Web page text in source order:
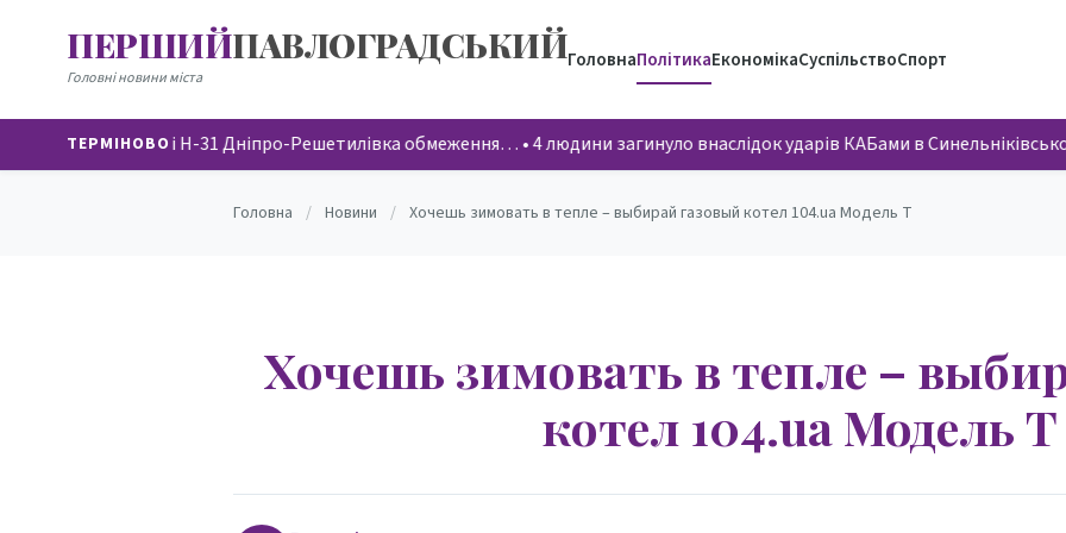
ПЕРШИЙПАВЛОГРАДСЬКИЙ
Головні новини міста
ГоловнаПолітикаЕкономікаСуспільствоСпорт
ТЕРМІНОВО
На автодорозі Н-31 Дніпро-Решетилівка обмеження…•4 людини загинуло внаслідок ударів КАБами в
Головна / Новини / Хочешь зимовать в тепле – выбирай газовый котел 104.ua Модель Т
НОВИНИ
Хочешь зимовать в тепле –
котел 104.ua Модель Т